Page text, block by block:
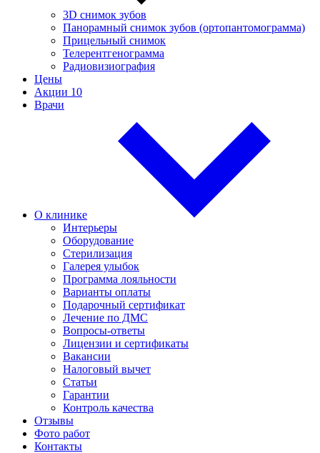
3D снимок зубов
Панорамный снимок зубов (ортопантомограмма)
Прицельный снимок
Телерентгенограмма
Радиовизиография
Цены
Акции 10
Врачи
О клинике
Интерьеры
Оборудование
Стерилизация
Галерея улыбок
Программа лояльности
Варианты оплаты
Подарочный сертификат
Лечение по ДМС
Вопросы-ответы
Лицензии и сертификаты
Вакансии
Налоговый вычет
Статьи
Гарантии
Контроль качества
Отзывы
Фото работ
Контакты